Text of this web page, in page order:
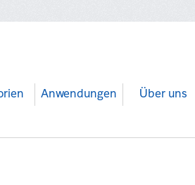
Anwendungen Über uns